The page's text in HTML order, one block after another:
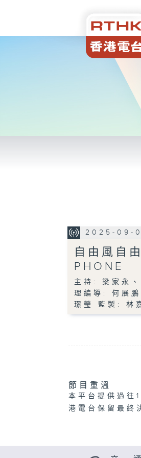
2025-09-
自由風自由
PHONE
主持: 梁家永
理編導: 何展
璟瑩 監製: 林
節目重溫
本平台提供過往
港電台保留最終